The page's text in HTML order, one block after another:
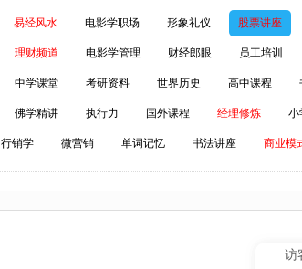
易经风水 电影学职场 形象礼仪 股票讲座
理财频道 电影学管理 财经郎眼 员工培训
中学课堂 考研资料 世界历史 高中课程
佛学精讲 执行力 国外课程 经理修炼 小
行销学 微营销 单词记忆 书法讲座 商业模
访